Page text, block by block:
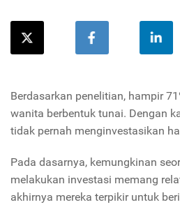
Berdasarkan penelitian, hampir
wanita berbentuk tunai. Dengan
tidak pernah menginvestasikan
Pada dasarnya, kemungkinan
melakukan investasi memang
akhirnya mereka terpikir untuk